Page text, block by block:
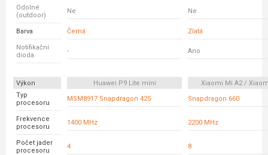
Odolné
(outdoor)
Ne Ne
Barva Černá Zlatá
Notifikační
dioda
- Ano
Výkon Huawei P9 Lite mini
Xiaomi Mi A2 /
Typ
procesoru
MSM8917 Snapdragon 425 Snapdragon 660
Frekvence
procesoru
1400 MHz 2200 MHz
Počet jader
procesoru
4 8